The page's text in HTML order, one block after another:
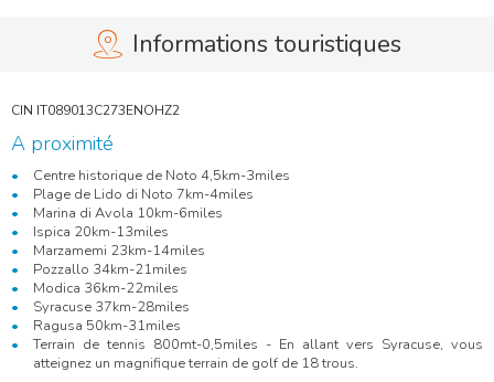
Informations touristiques
A proximité
Centre historique de Noto 4,5km-3miles
Plage de Lido di Noto 7km-4miles
Marina di Avola 10km-6miles
Ispica 20km-13miles
Marzamemi 23km-14miles
Pozzallo 34km-21miles
Modica 36km-22miles
Syracuse 37km-28miles
Ragusa 50km-31miles
Terrain de tennis 800mt-0,5miles - En allant vers Syracuse, vous
atteignez un magnifique terrain de golf de 18 trous.